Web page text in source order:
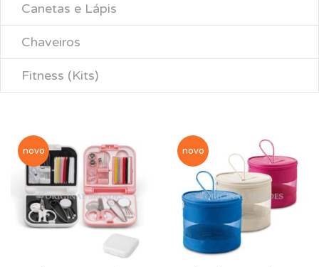
Canetas e Lápis
Chaveiros
Fitness (Kits)
novo novo